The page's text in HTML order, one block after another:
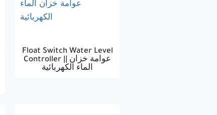
Float Switch Water Level
Controller || عوامة خزان
الماء الكهربائية